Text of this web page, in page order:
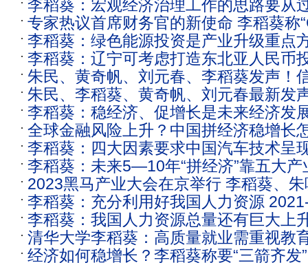
李稻葵：宏观经济治理工作的思路要从
成防过冷
专家热议首席财务官的新使命 李稻葵称
代替不了会计”
李稻葵：绿色能源投资是产业升级重点
李稻葵：辽宁可考虑打造东北亚人民币
中心
朱民、黄奇帆、刘元春、李稻葵发声！
朱民、李稻葵、黄奇帆、刘元春最新发
李稻葵：稳经济、促增长是未来经济发
全球金融风险上升？中国拼经济稳增长
民、李稻葵等这样说
李稻葵：四大因素要求中国汽车技术呈
李稻葵：未来5—10年“拼经济”靠五大产
2023黑马产业大会在京举行 李稻葵、
等解读产业机遇
李稻葵：充分利用好我国人力资源
潜在GDP增速能够达到5.9%
李稻葵：我国人力资源总量还有巨大上
清华大学李稻葵：高质量就业需重视教
经济如何稳增长？李稻葵称要“三箭齐发”